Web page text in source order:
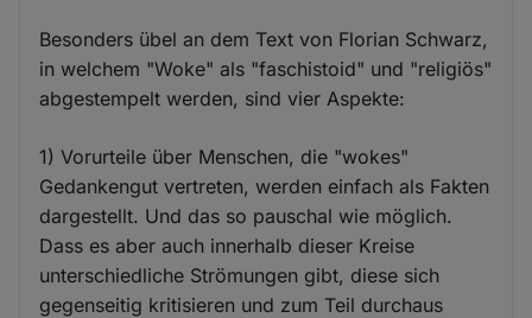
Besonders übel an dem Text von Florian Schwarz,
in welchem "Woke" als "faschistoid" und "religiös"
abgestempelt werden, sind vier Aspekte:
1) Vorurteile über Menschen, die "wokes"
Gedankengut vertreten, werden einfach als Fakten
dargestellt. Und das so pauschal wie möglich.
Dass es aber auch innerhalb dieser Kreise
unterschiedliche Strömungen gibt, diese sich
gegenseitig kritisieren und zum Teil durchaus